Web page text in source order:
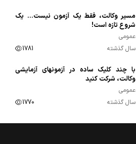
مسیر وکالت، فقط یک آزمون نیست… یک
شروع تازه است!
عمومی
سال گذشته
1781
با چند کلیک ساده در آزمونهای آزمایشی
وکالت، شرکت کنید
عمومی
سال گذشته
1770